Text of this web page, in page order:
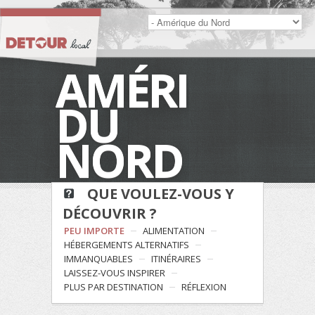
AMÉRIQUE
DU
NORD
QUE VOULEZ-VOUS Y
DÉCOUVRIR ?
PEU IMPORTE
ALIMENTATION
HÉBERGEMENTS ALTERNATIFS
IMMANQUABLES
ITINÉRAIRES
LAISSEZ-VOUS INSPIRER
PLUS PAR DESTINATION
RÉFLEXION